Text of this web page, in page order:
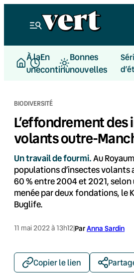
À la
une
En
continu
Bonnes
nouvelles
BIODIVERSITÉ
L’effondrement des
volants outre-
Un travail de fourmi.Au
populations d’insectes volants
60 % entre 2004 et 2021,
menée par deux fondations, le
Buglife.
11 mai 2022 à 13h12|ParAnna Sardin
Copier le lien